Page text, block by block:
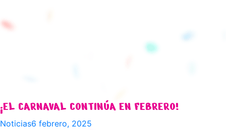
¡EL CARNAVAL CONTINÚA EN FEBRERO!
Noticias6 febrero, 2025